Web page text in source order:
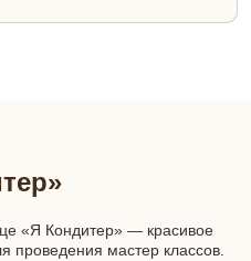
«Я Кондитер» — красивое
проведения мастер классов.